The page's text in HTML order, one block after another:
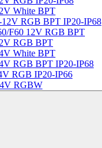
White BPT
12V RGB BPT IP20-IP68
F60 12V RGB BPT
RGB BPT
White BPT
RGB BPT IP20-IP68
RGB IP20-IP66
RGBW